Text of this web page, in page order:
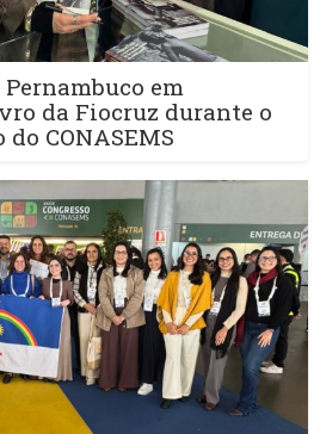
em
da Fiocruz durante o
CONASEMS